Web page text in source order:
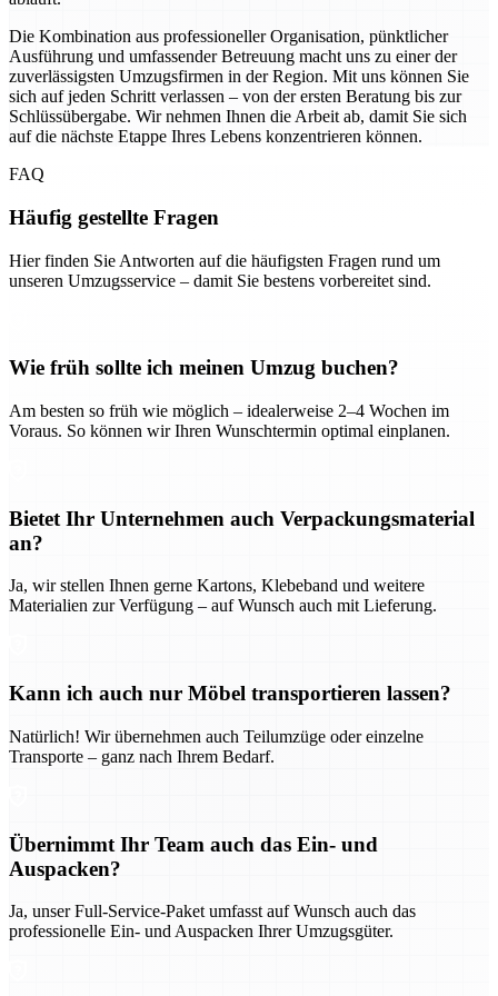
Die Kombination aus professioneller Organisation, pünktlicher
Ausführung und umfassender Betreuung macht uns zu einer der
zuverlässigsten Umzugsfirmen in der Region. Mit uns können Sie
sich auf jeden Schritt verlassen – von der ersten Beratung bis zur
Schlüssübergabe. Wir nehmen Ihnen die Arbeit ab, damit Sie sich
auf die nächste Etappe Ihres Lebens konzentrieren können.
FAQ
Häufig gestellte Fragen
Hier finden Sie Antworten auf die häufigsten Fragen rund um
unseren Umzugsservice – damit Sie bestens vorbereitet sind.
Wie früh sollte ich meinen Umzug buchen?
Am besten so früh wie möglich – idealerweise 2–4 Wochen im
Voraus. So können wir Ihren Wunschtermin optimal einplanen.
Bietet Ihr Unternehmen auch Verpackungsmaterial
an?
Ja, wir stellen Ihnen gerne Kartons, Klebeband und weitere
Materialien zur Verfügung – auf Wunsch auch mit Lieferung.
Kann ich auch nur Möbel transportieren lassen?
Natürlich! Wir übernehmen auch Teilumzüge oder einzelne
Transporte – ganz nach Ihrem Bedarf.
Übernimmt Ihr Team auch das Ein- und
Auspacken?
Ja, unser Full-Service-Paket umfasst auf Wunsch auch das
professionelle Ein- und Auspacken Ihrer Umzugsgüter.